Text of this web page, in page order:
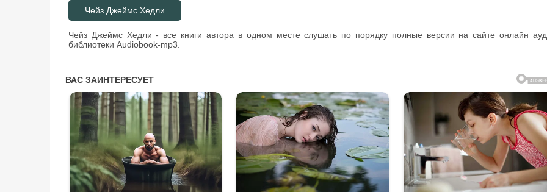
Чейз Джеймс Хедли
Чейз Джеймс Хедли - все книги автора в одном месте слушать по порядку полные версии на сайте онлайн
библиотеки Audiobook-mp3.